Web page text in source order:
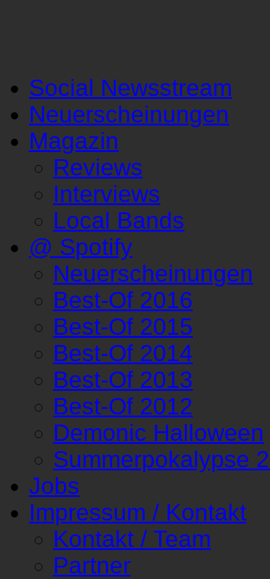
Social Newsstream
Neuerscheinungen
Magazin
Reviews
Interviews
Local Bands
@ Spotify
Neuerscheinungen
Best-Of 2016
Best-Of 2015
Best-Of 2014
Best-Of 2013
Best-Of 2012
Demonic Halloween
Summerpokalypse
Jobs
Impressum / Kontakt
Kontakt / Team
Partner